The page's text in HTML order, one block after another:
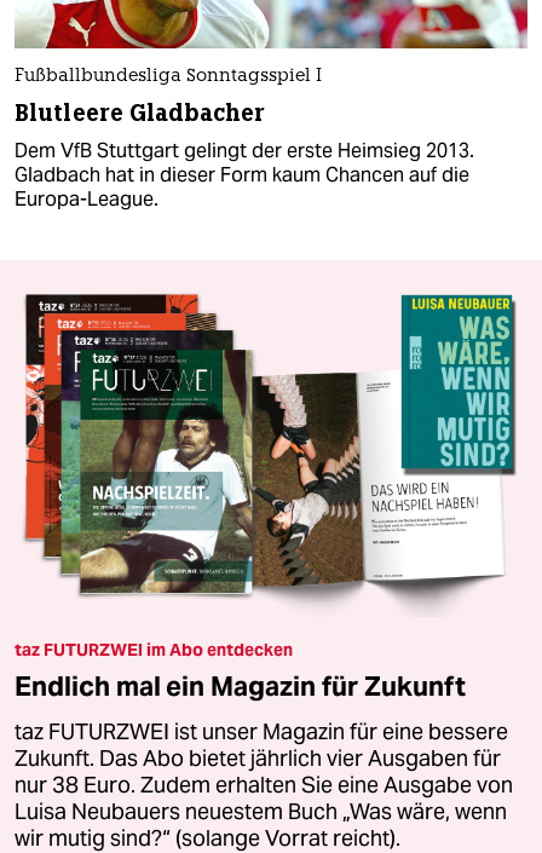
Fußballbundesliga Sonntagsspiel I
Blutleere Gladbacher
Dem VfB Stuttgart gelingt der erste Heimsieg 2013.
Gladbach hat in dieser Form kaum Chancen auf die
Europa-League.
taz FUTURZWEI im Abo entdecken
Endlich mal ein Magazin für Zukunft
taz FUTURZWEI ist unser Magazin für eine bessere
Zukunft. Das Abo bietet jährlich vier Ausgaben für
nur 38 Euro. Zudem erhalten Sie eine Ausgabe von
Luisa Neubauers neuestem Buch „Was wäre, wenn
wir mutig sind?“ (solange Vorrat reicht).